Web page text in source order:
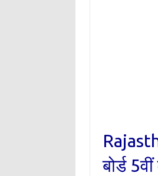
बोर्ड